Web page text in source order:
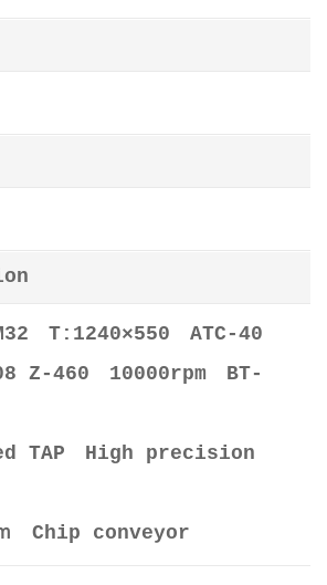
M32 T:1240×550 ATC-40
Z-460 10000rpm BT-
TAP High precision
Chip conveyor